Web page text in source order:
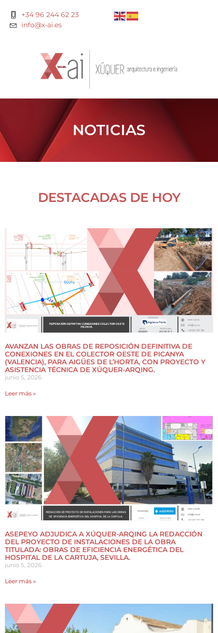
+34 96 244 62 23
info@x-ai.es
NOTICIAS
DESTACADAS DE HOY
AVANZAN LAS OBRAS DE REPOSICIÓN DEFINITIVA DE
CONEXIONES EN EL COLECTOR OESTE DE PICANYA
(VALENCIA), PARA AIGÜES DE L’HORTA, CON PROYECTO Y
ASISTENCIA TÉCNICA DE XÚQUER-ARQING.
junio 5, 2026
Leer más »
ASEPEYO ADJUDICA A XÚQUER-ARQING LA REDACCIÓN
DEL PROYECTO DE INSTALACIONES DE LA OBRA
TITULADA: OBRAS DE EFICIENCIA ENERGÉTICA DEL
HOSPITAL DE LA CARTUJA, SEVILLA.
junio 5, 2026
Leer más »